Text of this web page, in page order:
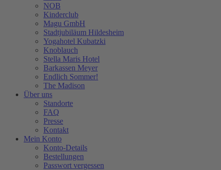
NOB
Kinderclub
Magu GmbH
Stadtjubiläum Hildesheim
Yogahotel Kubatzki
Knoblauch
Stella Maris Hotel
Barkassen Meyer
Endlich Sommer!
The Madison
Über uns
Standorte
FAQ
Presse
Kontakt
Mein Konto
Konto-Details
Bestellungen
Passwort vergessen